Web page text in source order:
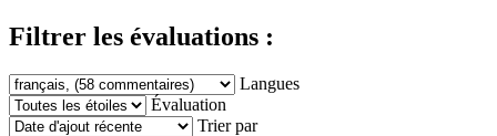
Filtrer les évaluations :
Langues
Évaluation
Trier par